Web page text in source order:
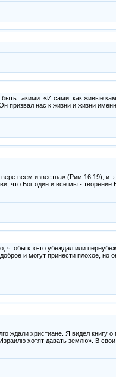
такими: «И сами, как живые
призвал нас к жизни и жизни
всем известна» (Рим.16:19), и
что Бог один и все мы - творение
чтобы кто-то убеждал или
и могут принести плохое, но
ждали христиане. Я видел книгу
хотят давать землю». В свои